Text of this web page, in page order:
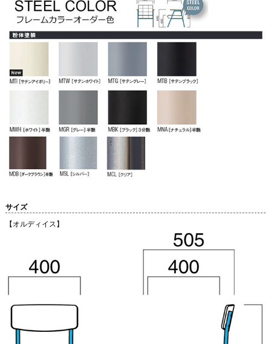
サイズ
【オルディイス】